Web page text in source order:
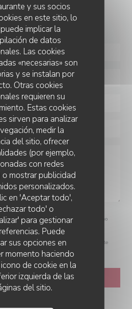
y sus socios
en este sitio, lo
implicar la
de datos
Las cookies
«necesarias» son
y se instalan por
Otras cookies
requieren su
Estas cookies
sirven para analizar
medir la
del sitio, ofrecer
(por ejemplo,
con redes
o mostrar publicidad
personalizados.
en 'Aceptar todo',
todo' o
para gestionar
Puede
sus opciones en
momento haciendo
de cookie en la
izquierda de las
del sitio.
en contacto con nosotros?
siguiente formulario.
de datos, puede ejercer su derecho a no
inscribiéndose en la Lista Robinson:
sobre el tratamiento de sus datos, consulte